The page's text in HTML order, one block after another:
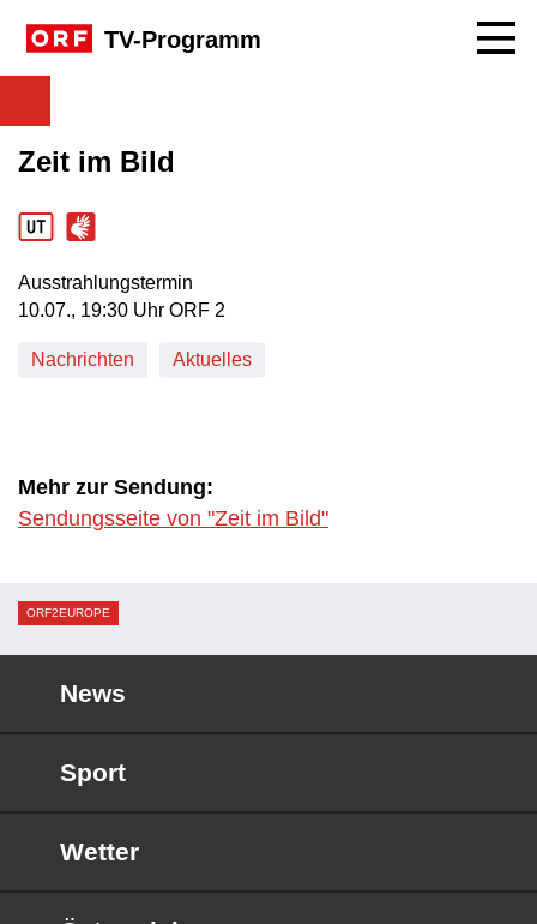
TV-Programm
Zeit im Bild
Ausstrahlungstermin
10. Juli, 19:30 Uhr in ORF 2
10.07., 19:30 Uhr ORF 2
Nachrichten Aktuelles
Mehr zur Sendung:
Sendungsseite von "Zeit im Bild"
ORF2EUROPE
News
Sport
Wetter